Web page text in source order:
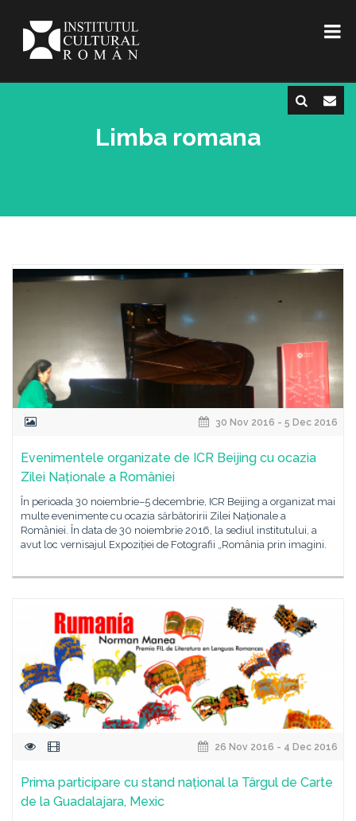
Limba romana
30 Nov 2016 - 5 Dec 2016
Evenimentele organizate de ICR Beijing cu ocazia
Zilei Naționale a României
În perioada 30 noiembrie–5 decembrie, ICR Beijing a organizat mai
multe evenimente cu ocazia sărbătoririi Zilei Naționale a
României. În data de 30 noiembrie 2016, la sediul institutului, a
avut loc vernisajul Expoziției de Fotografii „România prin imagini.
26 Nov 2016 - 4 Dec 2016
Prima participare cu stand național la Târgul de Carte
de la Guadalajara, Mexic